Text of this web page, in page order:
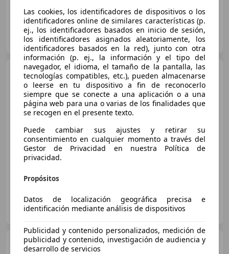
OCASIONPLUS LA MAQUINISTA II
ES-08020 SANT ANDREU
Hyundai i101.0 MPI
Essence
€ 9.273
Súper
oferta
08/2020 20.684 km Gasolina 49 kW (67 CV)
OCASIONPLUS SEVILLA - ALCALÁ DE GUADAÍRA
ES-41500 ALCALA DE GUADAIRA
Hyundai i101.0 MPI
Las cookies, los identificadores de dispositivos o los
identificadores online de similares características (p.
ej., los identificadores basados en inicio de sesión,
los identificadores asignados aleatoriamente, los
identificadores basados en la red), junto con otra
información (p. ej., la información y el tipo del
navegador, el idioma, el tamaño de la pantalla, las
tecnologías compatibles, etc.), pueden almacenarse
o leerse en tu dispositivo a fin de reconocerlo
siempre que se conecte a una aplicación o a una
página web para una o varias de los finalidades que
se recogen en el presente texto.
Puede cambiar sus ajustes y retirar su
consentimiento en cualquier momento a través del
Gestor de Privacidad en nuestra Política de
privacidad.
Propósitos
Datos de localización geográfica precisa e
identificación mediante análisis de dispositivos
Publicidad y contenido personalizados, medición de
publicidad y contenido, investigación de audiencia y
desarrollo de servicios